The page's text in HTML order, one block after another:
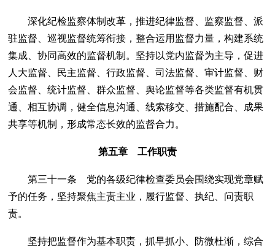
深化纪检监察体制改革，推进纪律监督、监察监督、派
驻监督、巡视监督统筹衔接，整合运用监督力量，构建系统
集成、协同高效的监督机制。坚持以党内监督为主导，促进
人大监督、民主监督、行政监督、司法监督、审计监督、财
会监督、统计监督、群众监督、舆论监督等各类监督有机贯
通、相互协调，健全信息沟通、线索移交、措施配合、成果
共享等机制，形成常态长效的监督合力。
第五章 工作职责
第三十一条 党的各级纪律检查委员会围绕实现党章赋
予的任务，坚持聚焦主责主业，履行监督、执纪、问责职
责。
坚持把监督作为基本职责，抓早抓小、防微杜渐，综合